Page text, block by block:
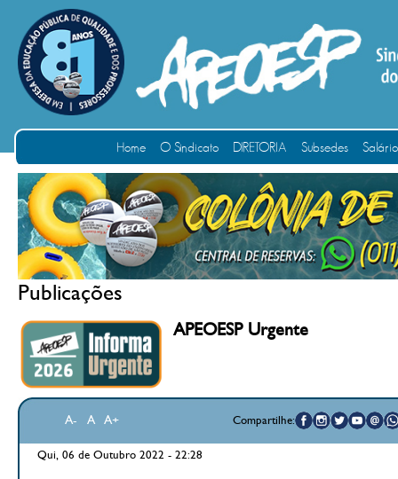
Home O Sindicato DIRETORIA Subsedes
Publicações
APEOESP Urgente
A- A A+ Compartilhe:
Qui, 06 de Outubro 2022 - 22:28